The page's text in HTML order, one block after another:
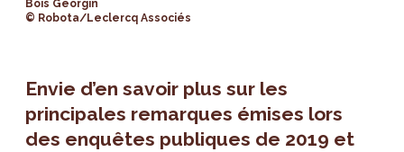
Bois Georgin
© Robota/Leclercq Associés
Envie d’en savoir plus sur les
principales remarques émises lors
des enquêtes publiques de 2019 et